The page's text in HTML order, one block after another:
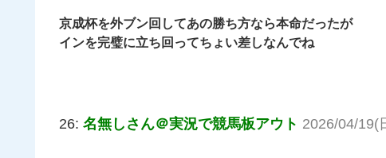
京成杯を外ブン回してあの勝ち方なら本命だったが
インを完璧に立ち回ってちょい差しなんでね
26: 名無しさん＠実況で競馬板アウト 2026/04/19(